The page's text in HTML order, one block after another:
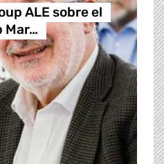
ALE sobre el
Mar…